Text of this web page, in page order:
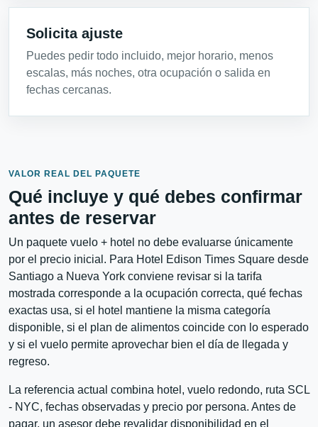
Solicita ajuste
Puedes pedir todo incluido, mejor horario, menos
escalas, más noches, otra ocupación o salida en
fechas cercanas.
VALOR REAL DEL PAQUETE
Qué incluye y qué debes confirmar
antes de reservar
Un paquete vuelo + hotel no debe evaluarse únicamente
por el precio inicial. Para Hotel Edison Times Square desde
Santiago a Nueva York conviene revisar si la tarifa
mostrada corresponde a la ocupación correcta, qué fechas
exactas usa, si el hotel mantiene la misma categoría
disponible, si el plan de alimentos coincide con lo esperado
y si el vuelo permite aprovechar bien el día de llegada y
regreso.
La referencia actual combina hotel, vuelo redondo, ruta SCL
- NYC, fechas observadas y precio por persona. Antes de
pagar, un asesor debe revalidar disponibilidad en el